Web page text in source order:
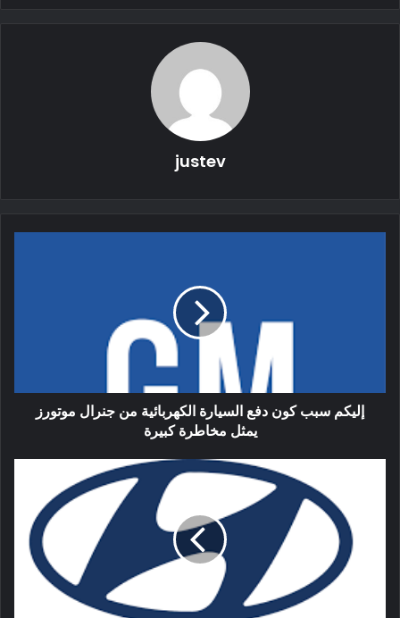
justev
إليكم سبب كون دفع السيارة الكهربائية من جنرال موتورز
يمثل مخاطرة كبيرة